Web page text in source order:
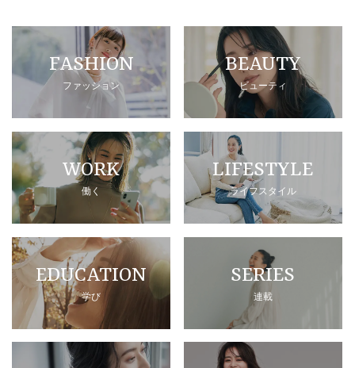
FASHION
ファッション
BEAUTY
ビューティ
WORK
働く
LIFESTYLE
ライフスタイル
EDUCATION
学び
SERIES
連載